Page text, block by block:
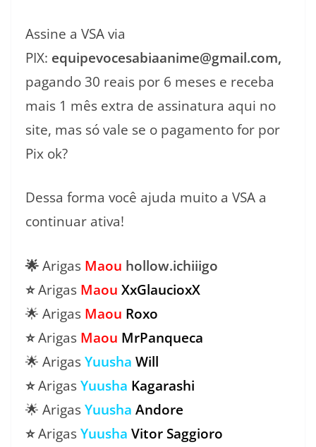
Assine a VSA via
PIX: equipevocesabiaanime@gmail.com,
pagando 30 reais por 6 meses e receba
mais 1 mês extra de assinatura aqui no
site, mas só vale se o pagamento for por
Pix ok?
Dessa forma você ajuda muito a VSA a
continuar ativa!
🌟Arigas Maou hollow.ichiiigo
⭐Arigas Maou XxGlaucioxX
🌟 Arigas Maou Roxo
⭐Arigas Maou MrPanqueca
🌟 ArigasYuusha Will
⭐ArigasYuusha Kagarashi
🌟 ArigasYuusha Andore
⭐ArigasYuusha Vitor Saggioro